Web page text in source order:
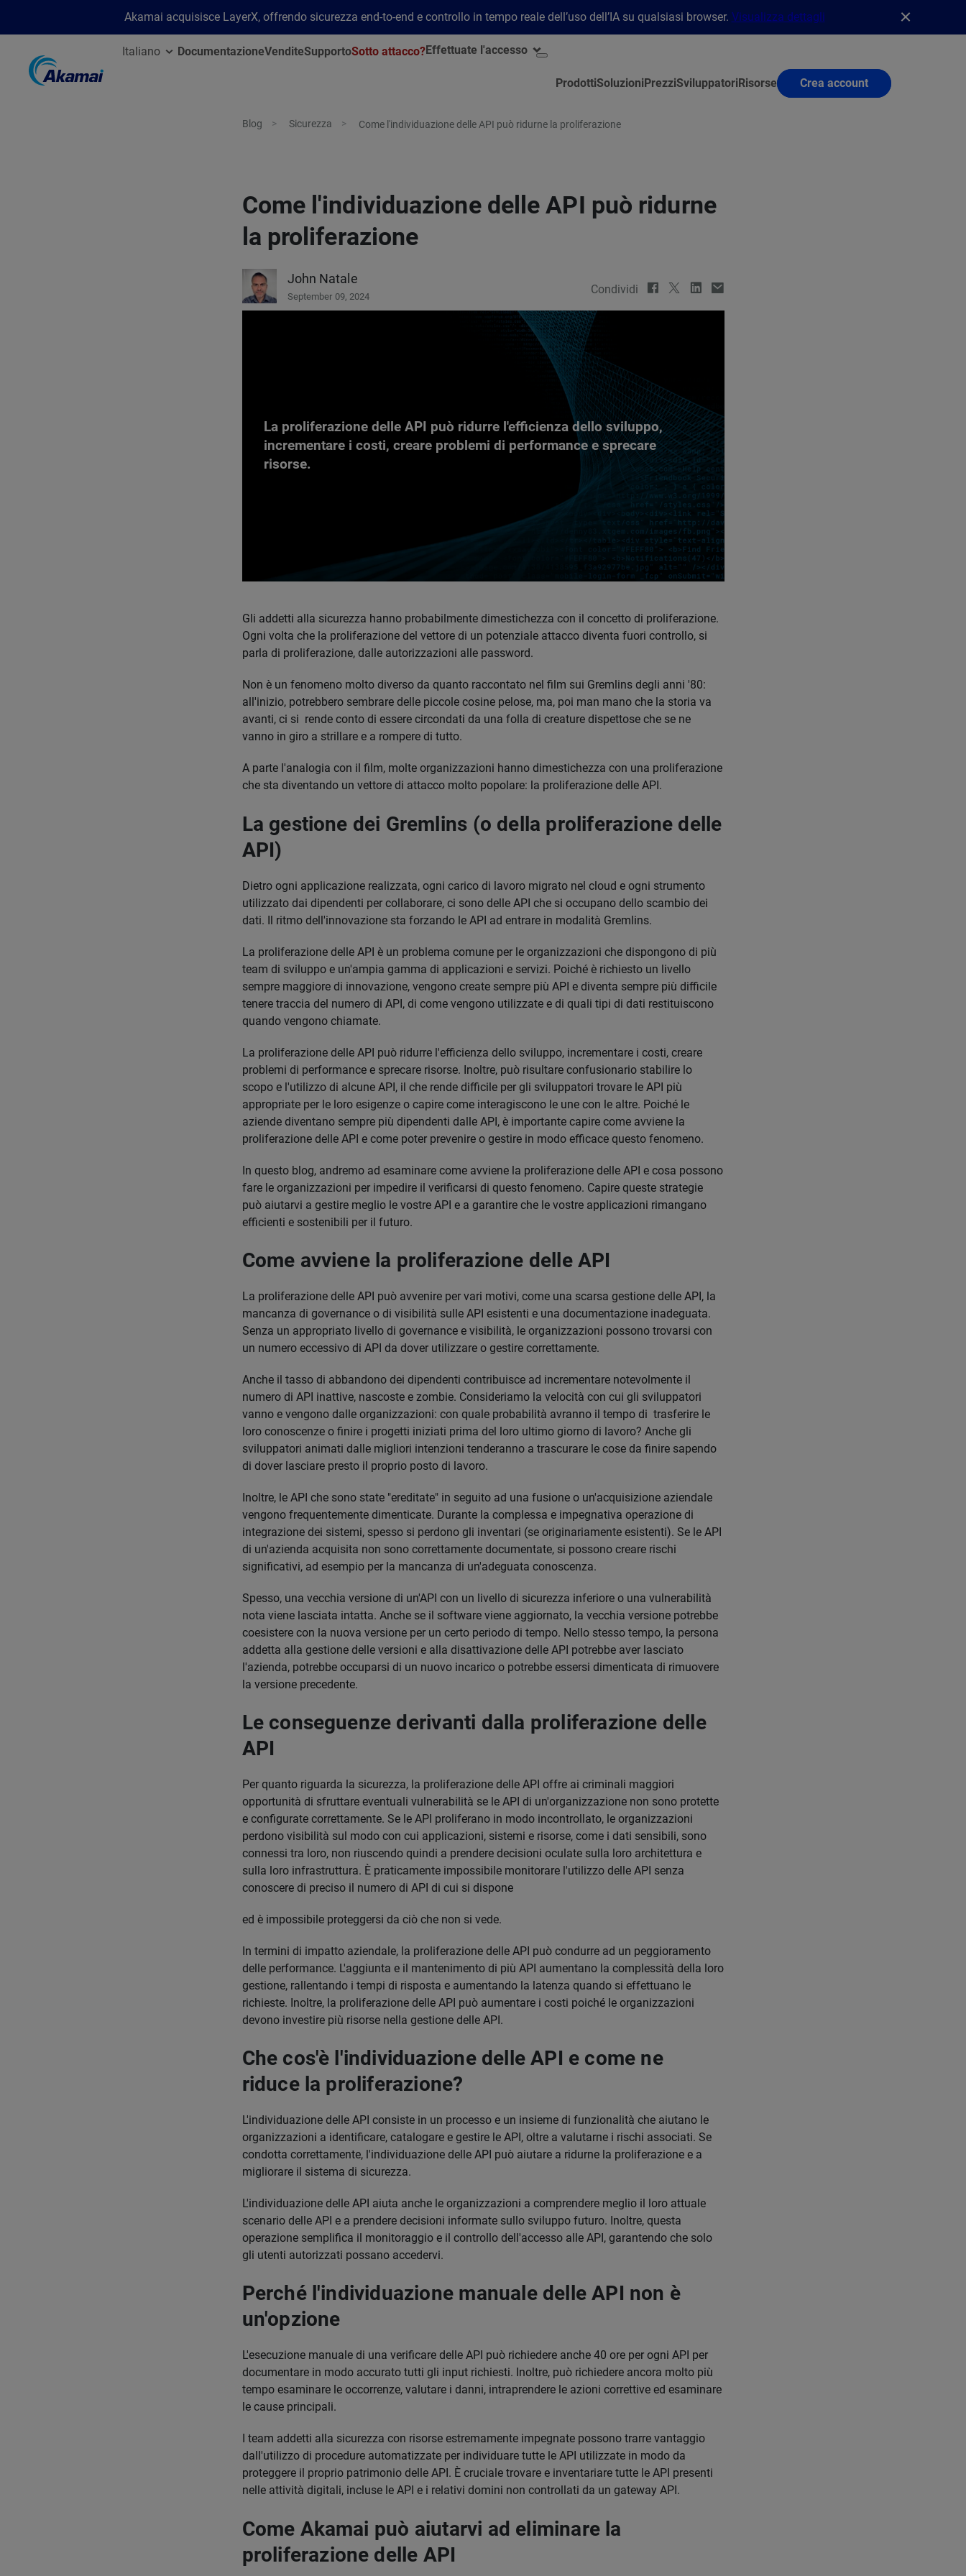
Akamai acquisisce LayerX, offrendo sicurezza end-to-end e controllo in tempo reale dell’uso dell’IA su qualsiasi browser. Visualizza dettagli
Italiano DocumentazioneVenditeSupportoSotto attacco?Effettuate l'accesso
ProdottiSoluzioniPrezziSviluppatoriRisorse Crea account
Blog Sicurezza Come l'individuazione delle API può ridurne la proliferazione
Come l'individuazione delle API può ridurne
la proliferazione
John Natale
September 09, 2024
Condividi
La proliferazione delle API può ridurre l'efficienza dello sviluppo,
incrementare i costi, creare problemi di performance e sprecare
risorse.
Gli addetti alla sicurezza hanno probabilmente dimestichezza con il concetto di proliferazione.
Ogni volta che la proliferazione del vettore di un potenziale attacco diventa fuori controllo, si
parla di proliferazione, dalle autorizzazioni alle password.
Non è un fenomeno molto diverso da quanto raccontato nel film sui Gremlins degli anni '80:
all'inizio, potrebbero sembrare delle piccole cosine pelose, ma, poi man mano che la storia va
avanti, ci si rende conto di essere circondati da una folla di creature dispettose che se ne
vanno in giro a strillare e a rompere di tutto.
A parte l'analogia con il film, molte organizzazioni hanno dimestichezza con una proliferazione
che sta diventando un vettore di attacco molto popolare: la proliferazione delle API.
La gestione dei Gremlins (o della proliferazione delle
API)
Dietro ogni applicazione realizzata, ogni carico di lavoro migrato nel cloud e ogni strumento
utilizzato dai dipendenti per collaborare, ci sono delle API che si occupano dello scambio dei
dati. Il ritmo dell'innovazione sta forzando le API ad entrare in modalità Gremlins.
La proliferazione delle API è un problema comune per le organizzazioni che dispongono di più
team di sviluppo e un'ampia gamma di applicazioni e servizi. Poiché è richiesto un livello
sempre maggiore di innovazione, vengono create sempre più API e diventa sempre più difficile
tenere traccia del numero di API, di come vengono utilizzate e di quali tipi di dati restituiscono
quando vengono chiamate.
La proliferazione delle API può ridurre l'efficienza dello sviluppo, incrementare i costi, creare
problemi di performance e sprecare risorse. Inoltre, può risultare confusionario stabilire lo
scopo e l'utilizzo di alcune API, il che rende difficile per gli sviluppatori trovare le API più
appropriate per le loro esigenze o capire come interagiscono le une con le altre. Poiché le
aziende diventano sempre più dipendenti dalle API, è importante capire come avviene la
proliferazione delle API e come poter prevenire o gestire in modo efficace questo fenomeno.
In questo blog, andremo ad esaminare come avviene la proliferazione delle API e cosa possono
fare le organizzazioni per impedire il verificarsi di questo fenomeno. Capire queste strategie
può aiutarvi a gestire meglio le vostre API e a garantire che le vostre applicazioni rimangano
efficienti e sostenibili per il futuro.
Come avviene la proliferazione delle API
La proliferazione delle API può avvenire per vari motivi, come una scarsa gestione delle API, la
mancanza di governance o di visibilità sulle API esistenti e una documentazione inadeguata.
Senza un appropriato livello di governance e visibilità, le organizzazioni possono trovarsi con
un numero eccessivo di API da dover utilizzare o gestire correttamente.
Anche il tasso di abbandono dei dipendenti contribuisce ad incrementare notevolmente il
numero di API inattive, nascoste e zombie. Consideriamo la velocità con cui gli sviluppatori
vanno e vengono dalle organizzazioni: con quale probabilità avranno il tempo di trasferire le
loro conoscenze o finire i progetti iniziati prima del loro ultimo giorno di lavoro? Anche gli
sviluppatori animati dalle migliori intenzioni tenderanno a trascurare le cose da finire sapendo
di dover lasciare presto il proprio posto di lavoro.
Inoltre, le API che sono state "ereditate" in seguito ad una fusione o un'acquisizione aziendale
vengono frequentemente dimenticate. Durante la complessa e impegnativa operazione di
integrazione dei sistemi, spesso si perdono gli inventari (se originariamente esistenti). Se le API
di un'azienda acquisita non sono correttamente documentate, si possono creare rischi
significativi, ad esempio per la mancanza di un'adeguata conoscenza.
Spesso, una vecchia versione di un'API con un livello di sicurezza inferiore o una vulnerabilità
nota viene lasciata intatta. Anche se il software viene aggiornato, la vecchia versione potrebbe
coesistere con la nuova versione per un certo periodo di tempo. Nello stesso tempo, la persona
addetta alla gestione delle versioni e alla disattivazione delle API potrebbe aver lasciato
l'azienda, potrebbe occuparsi di un nuovo incarico o potrebbe essersi dimenticata di rimuovere
la versione precedente.
Le conseguenze derivanti dalla proliferazione delle
API
Per quanto riguarda la sicurezza, la proliferazione delle API offre ai criminali maggiori
opportunità di sfruttare eventuali vulnerabilità se le API di un'organizzazione non sono protette
e configurate correttamente. Se le API proliferano in modo incontrollato, le organizzazioni
perdono visibilità sul modo con cui applicazioni, sistemi e risorse, come i dati sensibili, sono
connessi tra loro, non riuscendo quindi a prendere decisioni oculate sulla loro architettura e
sulla loro infrastruttura. È praticamente impossibile monitorare l'utilizzo delle API senza
conoscere di preciso il numero di API di cui si dispone
ed è impossibile proteggersi da ciò che non si vede.
In termini di impatto aziendale, la proliferazione delle API può condurre ad un peggioramento
delle performance. L'aggiunta e il mantenimento di più API aumentano la complessità della loro
gestione, rallentando i tempi di risposta e aumentando la latenza quando si effettuano le
richieste. Inoltre, la proliferazione delle API può aumentare i costi poiché le organizzazioni
devono investire più risorse nella gestione delle API.
Che cos'è l'individuazione delle API e come ne
riduce la proliferazione?
L'individuazione delle API consiste in un processo e un insieme di funzionalità che aiutano le
organizzazioni a identificare, catalogare e gestire le API, oltre a valutarne i rischi associati. Se
condotta correttamente, l'individuazione delle API può aiutare a ridurne la proliferazione e a
migliorare il sistema di sicurezza.
L'individuazione delle API aiuta anche le organizzazioni a comprendere meglio il loro attuale
scenario delle API e a prendere decisioni informate sullo sviluppo futuro. Inoltre, questa
operazione semplifica il monitoraggio e il controllo dell'accesso alle API, garantendo che solo
gli utenti autorizzati possano accedervi.
Perché l'individuazione manuale delle API non è
un'opzione
L'esecuzione manuale di una verificare delle API può richiedere anche 40 ore per ogni API per
documentare in modo accurato tutti gli input richiesti. Inoltre, può richiedere ancora molto più
tempo esaminare le occorrenze, valutare i danni, intraprendere le azioni correttive ed esaminare
le cause principali.
I team addetti alla sicurezza con risorse estremamente impegnate possono trarre vantaggio
dall'utilizzo di procedure automatizzate per individuare tutte le API utilizzate in modo da
proteggere il proprio patrimonio delle API. È cruciale trovare e inventariare tutte le API presenti
nelle attività digitali, incluse le API e i relativi domini non controllati da un gateway API.
Come Akamai può aiutarvi ad eliminare la
proliferazione delle API